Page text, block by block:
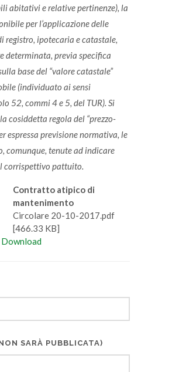
abitativi e relative pertinenze), la
per l’applicazione delle
registro, ipotecaria e catastale,
determinata, previa specifica
base del “valore catastale”
(individuato ai sensi
52, commi 4 e 5, del TUR). Si
cosiddetta regola del “prezzo-
espressa previsione normativa, le
comunque, tenute ad indicare
corrispettivo pattuito.
Contratto atipico di
mantenimento
Circolare 20-10-2017.pdf
[466.33 KB]
Download
SARÀ PUBBLICATA)